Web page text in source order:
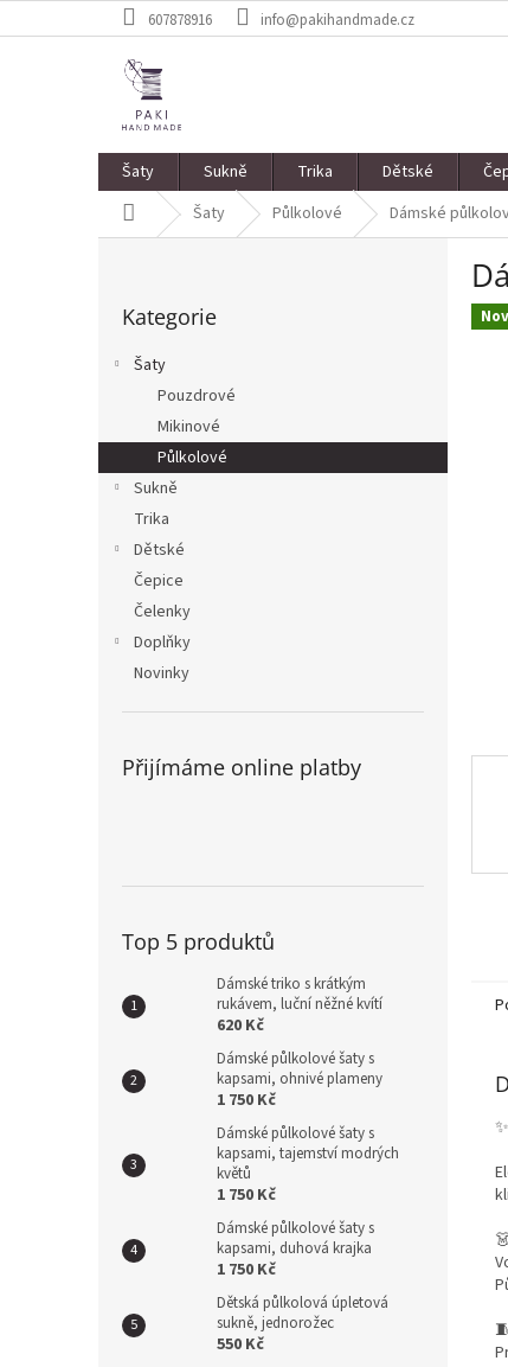
na
607878916 info@pakihandmade.cz
Šaty Sukně Trika Dětské
Domů Šaty Půlkolové Dámské
kategorie
Kategorie
Šaty
Pouzdrové
Mikinové
Půlkolové
Sukně
Trika
Dětské
Čepice
Čelenky
Doplňky
Novinky
Přijímáme online platby
Top 5 produktů
Dámské triko s krátkým
rukávem, luční něžné kvítí
620 Kč
Dámské půlkolové šaty s
kapsami, ohnivé plameny
1 750 Kč
Dámské půlkolové šaty s
kapsami, tajemství modrých
květů
1 750 Kč
Dámské půlkolové šaty s
kapsami, duhová krajka
1 750 Kč
Dětská půlkolová úpletová
sukně, jednorožec
550 Kč
✨